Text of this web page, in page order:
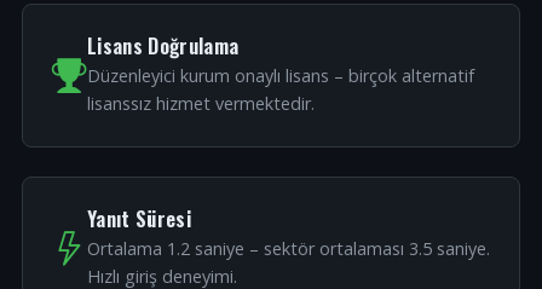
Lisans Doğrulama
Düzenleyici kurum onaylı lisans – birçok alternatif
lisanssız hizmet vermektedir.
Yanıt Süresi
Ortalama 1.2 saniye – sektör ortalaması 3.5 saniye.
Hızlı giriş deneyimi.